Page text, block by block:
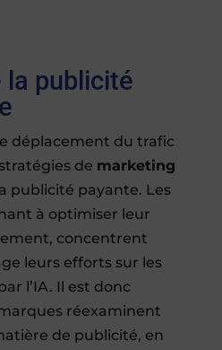
la publicité
déplacement du trafic
de marketing
publicité payante. Les
à optimiser leur
concentrent
leurs efforts sur les
l’IA. Il est donc
réexaminent
de publicité, en